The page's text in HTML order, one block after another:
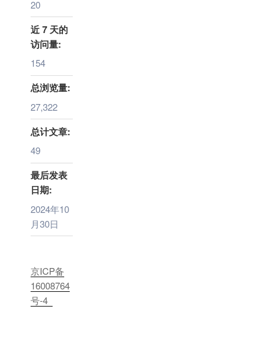
20
近 7 天的
访问量:
154
总浏览量:
27,322
总计文章:
49
最后发表
日期:
2024年10
月30日
京ICP备
16008764
号-4